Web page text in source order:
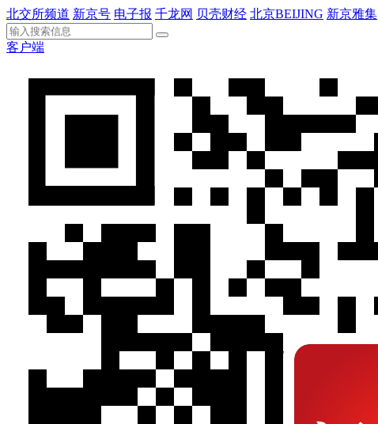
北交所频道 新京号 电子报 千龙网 贝壳财经 北京BEIJING 新京雅集
客户端